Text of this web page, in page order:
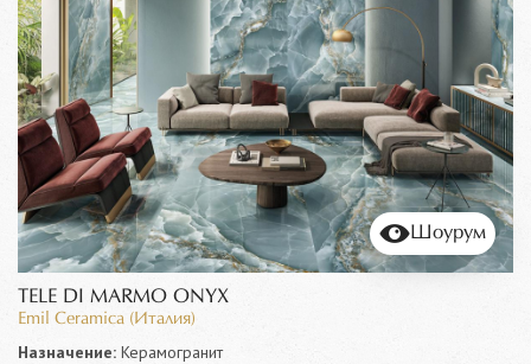
Шоурум
TELE DI MARMO ONYX
Emil Ceramica (Италия)
Назначение: Керамогранит